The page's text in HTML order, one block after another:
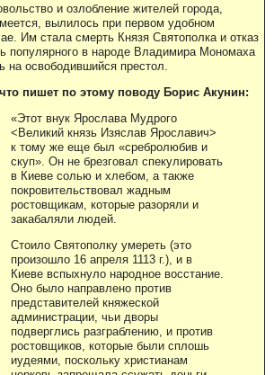
и озлобление жителей города,
вылилось при первом удобном
Им стала смерть Князя Святополка и отказ
популярного в народе Владимира Мономаха
на освободившийся престол.
пишет по этому поводу Борис Акунин:
«Этот внук Ярослава Мудрого
<Великий князь Изяслав Ярославич>
к тому же еще был «сребролюбив и
скуп». Он не брезговал спекулировать
в Киеве солью и хлебом, а также
покровительствовал жадным
ростовщикам, которые разоряли и
закабаляли людей.
Стоило Святополку умереть (это
произошло 16 апреля 1113 г.), и в
Киеве вспыхнуло народное восстание.
Оно было направлено против
представителей княжеской
администрации, чьи дворы
подверглись разграблению, и против
ростовщиков, которые были сплошь
иудеями, поскольку христианам